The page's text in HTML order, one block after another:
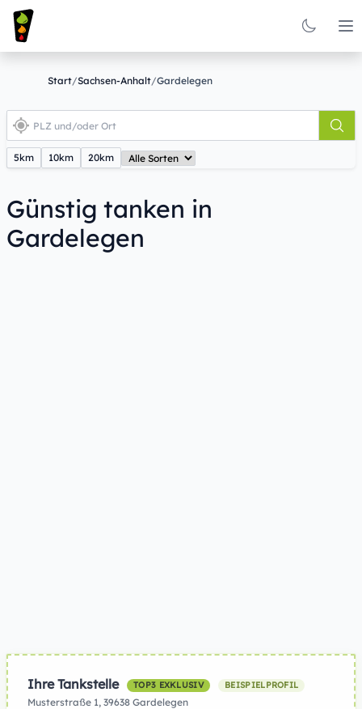
Start/Sachsen-Anhalt/Gardelegen
5km 10km 20km
Günstig tanken in
Gardelegen
Ihre Tankstelle TOP3 EXKLUSIV BEISPIELPROFIL
Musterstraße 1, 39638 Gardelegen